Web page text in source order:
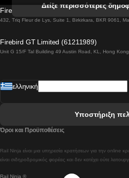
Βιέννη προς
Βουδαπέστη προς
Λισαβόνα προς
Δείξε περισσότερες
Firebird GT Limited (OC 1451)
432, Triq Fleur de Lys, Suite 1, Birkirkara, BKR 9061,
Firebird GT Limited (61211989)
Unit G 15/F Tal Building 49 Austin Road, KL, Hong Kong
Rail Ninja ®
Rail Ninja είναι μια υπηρεσία κρατήσεων για την online
είναι σιδηροδρομικός φορέας και δεν κατέχει ούτε
ελληνική
Υποστήριξη
Όροι και Προϋποθέσεις